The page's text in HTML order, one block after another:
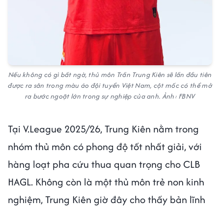
Nếu không có gì bất ngờ, thủ môn Trần Trung Kiên sẽ lần đầu tiên
được ra sân trong màu áo đội tuyển Việt Nam, cột mốc có thể mở
ra bước ngoặt lớn trong sự nghiệp của anh. Ảnh: FBNV
Tại V.League 2025/26, Trung Kiên nằm trong
nhóm thủ môn có phong độ tốt nhất giải, với
hàng loạt pha cứu thua quan trọng cho CLB
HAGL. Không còn là một thủ môn trẻ non kinh
nghiệm, Trung Kiên giờ đây cho thấy bản lĩnh